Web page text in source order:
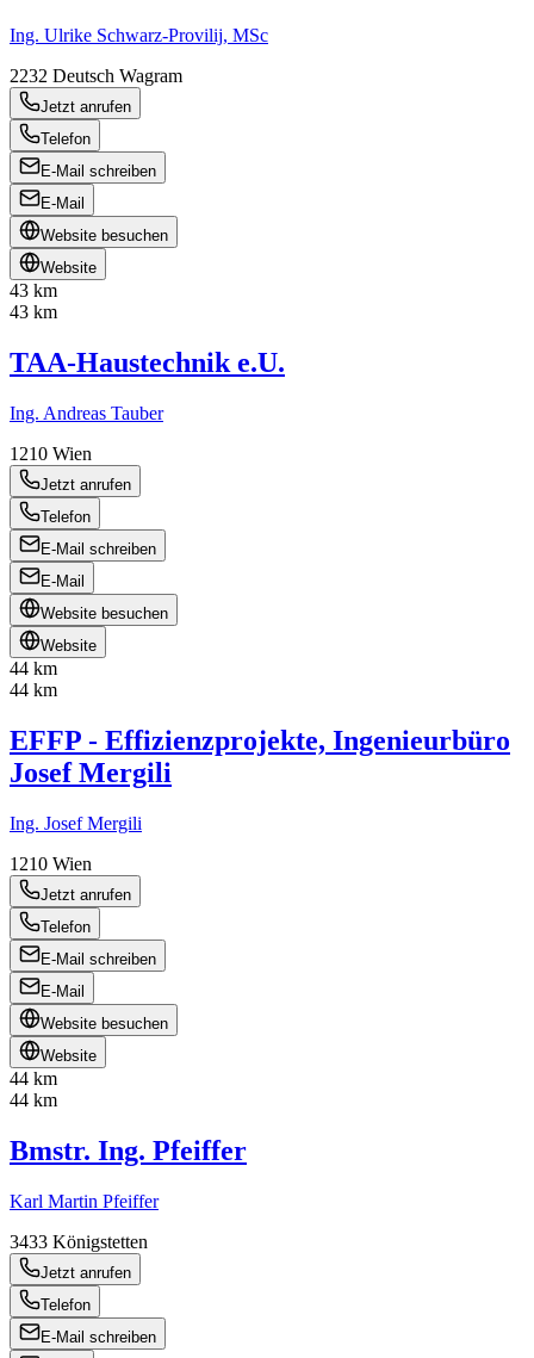
Ing. Ulrike Schwarz-Provilij, MSc
2232 Deutsch Wagram
Jetzt anrufen
Telefon
E-Mail schreiben
E-Mail
Website besuchen
Website
43 km
43 km
TAA-Haustechnik e.U.
Ing. Andreas Tauber
1210 Wien
Jetzt anrufen
Telefon
E-Mail schreiben
E-Mail
Website besuchen
Website
44 km
44 km
EFFP - Effizienzprojekte, Ingenieurbüro
Josef Mergili
Ing. Josef Mergili
1210 Wien
Jetzt anrufen
Telefon
E-Mail schreiben
E-Mail
Website besuchen
Website
44 km
44 km
Bmstr. Ing. Pfeiffer
Karl Martin Pfeiffer
3433 Königstetten
Jetzt anrufen
Telefon
E-Mail schreiben